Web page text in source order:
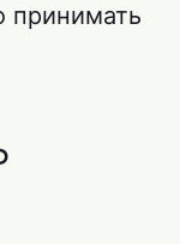
принимать